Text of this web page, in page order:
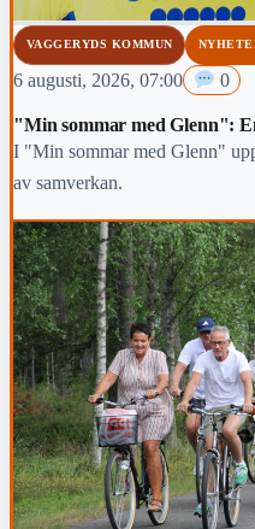
VAGGERYDS KOMMUN
6 augusti, 2026, 07:00 0
"Min sommar med Glenn":
I "Min sommar med Glenn"
av samverkan.